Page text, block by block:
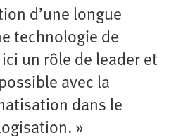
d’une longue
technologie de
un rôle de leader et
avec la
dans le
»